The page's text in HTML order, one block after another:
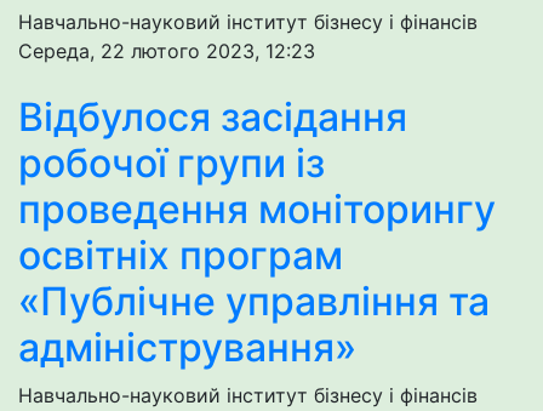
Навчально-науковий інститут бізнесу і фінансів
Середа, 22 лютого 2023, 12:23
Відбулося засідання
робочої групи із
проведення моніторингу
освітніх програм
«Публічне управління та
адміністрування»
Навчально-науковий інститут бізнесу і фінансів